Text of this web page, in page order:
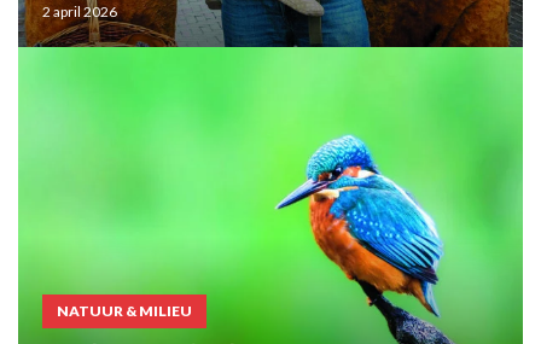
2 april 2026
NATUUR & MILIEU